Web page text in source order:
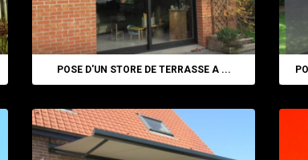
POSE D'UN STORE DE TERRASSE A ...